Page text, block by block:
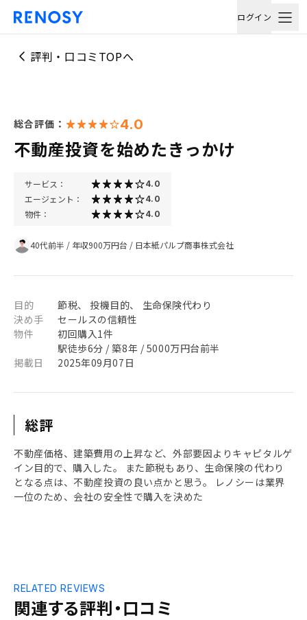
ログイン
評判・口コミTOPへ
総合評価： 4.0
不動産投資を始めたきっかけ
サービス： 4.0
エージェント： 4.0
物件： 4.0
40代前半 / 年収900万円台 / 日本紙パルプ商事株式会社
目的
節税、 投機目的、 生命保険代わり
決め手
セールスの信頼性
物件
初回購入1件
駅徒歩6分 / 築8年 / 5000万円台前半
掲載日
2025年09月07日
総評
不動産価格、建築費用の上昇など、外部要因よりキャピタルゲ
イン目的で、購入した。 また節税もあり、生命保険の代わり
となる点は、不動産投資の良い点かと思う。 レノシーは業界
一位のため、会社の安全性で購入を決めた
関連する評判・口コミ
RELATED REVIEWS